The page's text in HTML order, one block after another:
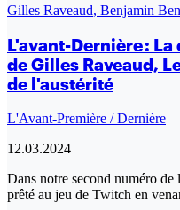
Gilles Raveaud, Benjamin
L'avant-Dernière :
de Gilles Raveaud,
de l'austérité
L'Avant-Première / Dernière
12.03.2024
Dans notre second numéro
prêté au jeu de Twitch en